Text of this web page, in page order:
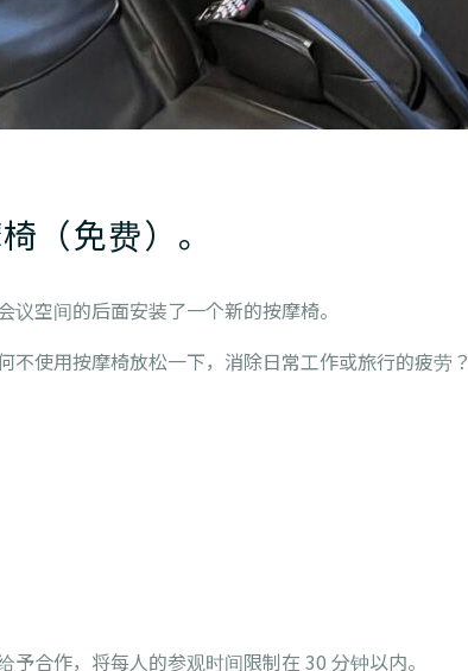
（免费）。
空间的后面安装了一个新的按摩椅。
使用按摩椅放松一下，消除日常工作或旅行的疲劳？
合作，将每人的参观时间限制在 30 分钟以内。